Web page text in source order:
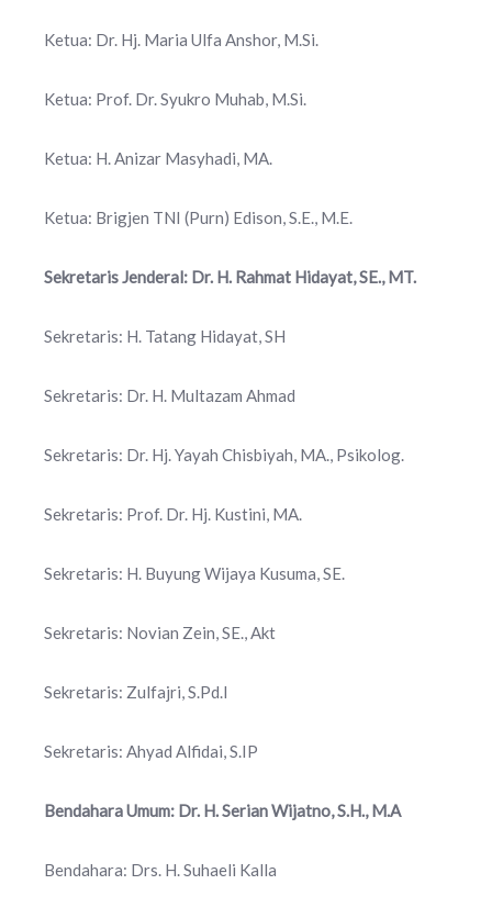
Ketua: Dr. Hj. Maria Ulfa Anshor, M.Si.
Ketua: Prof. Dr. Syukro Muhab, M.Si.
Ketua: H. Anizar Masyhadi, MA.
Ketua: Brigjen TNI (Purn) Edison, S.E., M.E.
Sekretaris Jenderal: Dr. H. Rahmat Hidayat, SE., MT.
Sekretaris: H. Tatang Hidayat, SH
Sekretaris: Dr. H. Multazam Ahmad
Sekretaris: Dr. Hj. Yayah Chisbiyah, MA., Psikolog.
Sekretaris: Prof. Dr. Hj. Kustini, MA.
Sekretaris: H. Buyung Wijaya Kusuma, SE.
Sekretaris: Novian Zein, SE., Akt
Sekretaris: Zulfajri, S.Pd.I
Sekretaris: Ahyad Alfidai, S.IP
Bendahara Umum: Dr. H. Serian Wijatno, S.H., M.A
Bendahara: Drs. H. Suhaeli Kalla